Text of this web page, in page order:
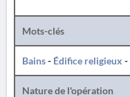
Mots-clés
Bains- Édifice religieux -
Nature de l'opération